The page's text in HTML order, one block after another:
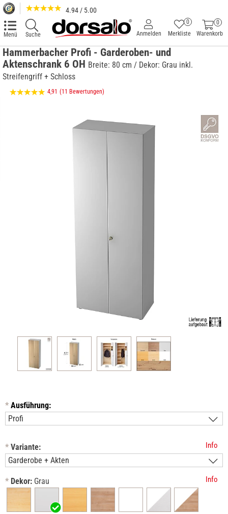
4.94 / 5.00
Menü Suche
0
Warenkorb
Merkliste
0
Anmelden
Hammerbacher Profi - Garderoben- und
Aktenschrank 6 OH Breite: 80 cm / Dekor: Grau inkl.
Streifengriff + Schloss
4,91 (11 Bewertungen)
* Ausführung:
* Variante: Info
* Dekor: Grau Info